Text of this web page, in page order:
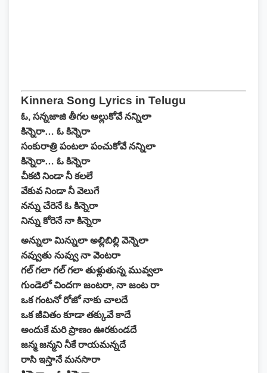
Kinnera Song Lyrics in Telugu
ఓ, సన్నజాజి తీగల అల్లుకోవే నన్నిలా
కిన్నెరా… ఓ కిన్నెరా
సంకురాత్రి పంటలా పంచుకోవే నన్నిలా
కిన్నెరా… ఓ కిన్నెరా
చీకటి నిండా నీ కలలే
వేకువ నిండా నీ వెలుగే
నన్ను చేరెనే ఓ కిన్నెరా
నిన్ను కోరెనే నా కిన్నెరా
అన్నులా మిన్నులా అల్లిబిల్లి వెన్నెలా
నవ్వుతు నువ్వు నా వెంటరా
గల్ గలా గల్ గలా తుళ్లుతున్న మువ్వలా
గుండెలో చిందగా జంటరా, నా జంట రా
ఒక గంటనో రోజో నాకు చాలదే
ఒక జీవితం కూడా తక్కువే కాదే
అందుకే మరి ప్రాణం ఊరకుండదే
జన్మ జన్మని నీకే రాయమన్నదే
రాసి ఇస్తానే మనసారా